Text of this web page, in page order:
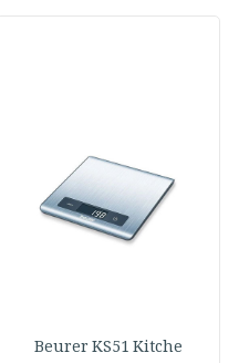
Beurer KS51 Kitche